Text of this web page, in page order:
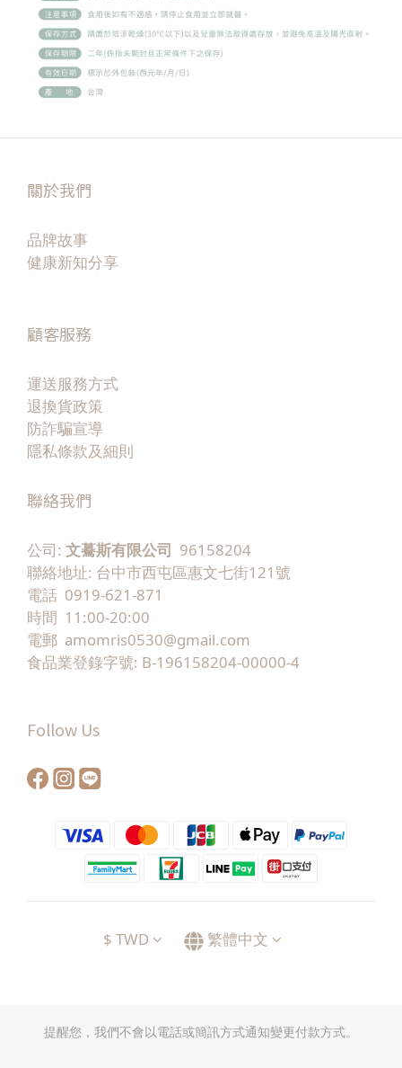
關於我們
品牌故事
健康新知分享
顧客服務
運送服務方式
退換貨政策
防詐騙宣導
隱私條款及細則
聯絡我們
公司: 文驀斯有限公司 96158204
聯絡地址: 台中市西屯區惠文七街121號
電話 0919-621-871
時間 11:00-20:00
電郵 amomris0530@gmail.com
食品業登錄字號: B-196158204-00000-4
Follow Us
$ TWD 繁體中文
提醒您，我們不會以電話或簡訊方式通知變更付款方式。